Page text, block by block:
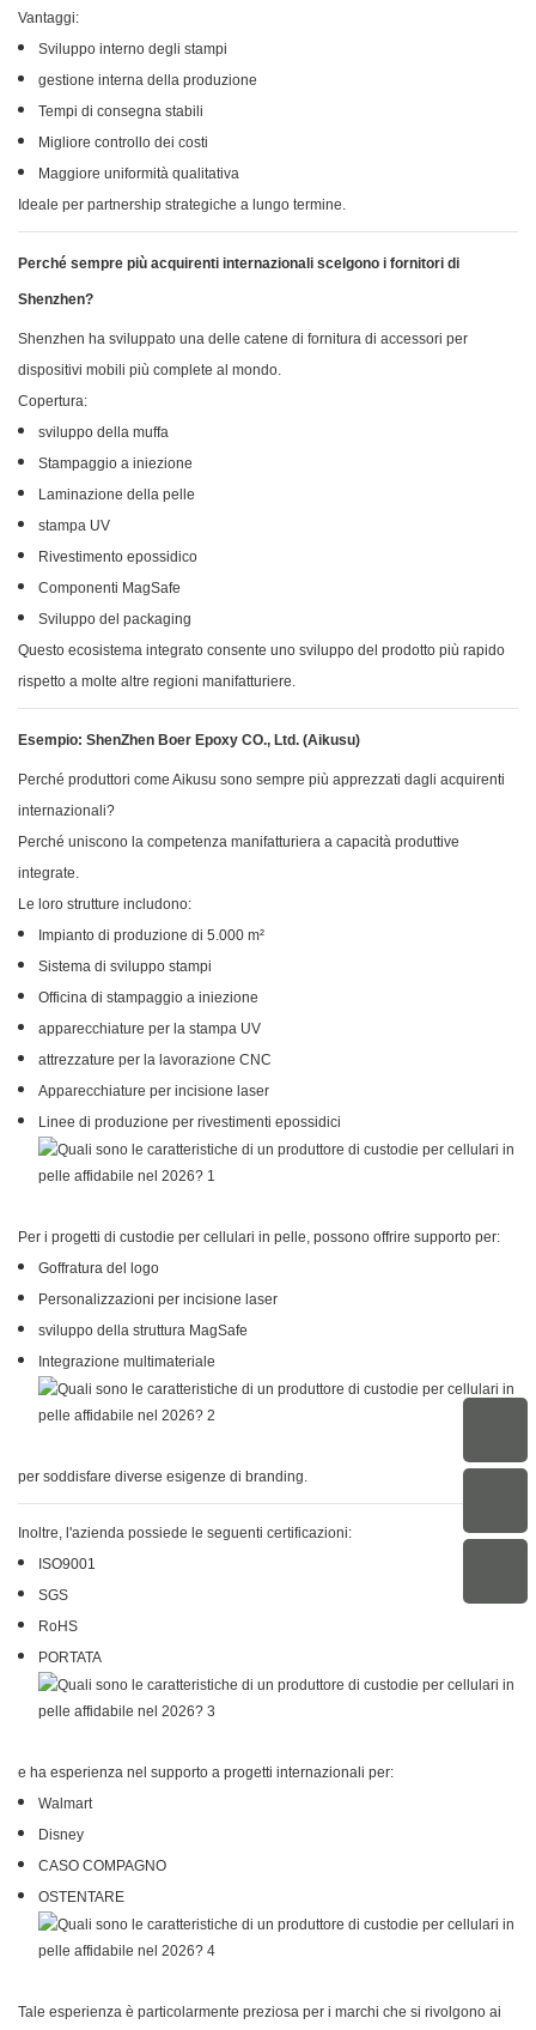
Vantaggi:
Sviluppo interno degli stampi
gestione interna della produzione
Tempi di consegna stabili
Migliore controllo dei costi
Maggiore uniformità qualitativa
Ideale per partnership strategiche a lungo termine.
Perché sempre più acquirenti internazionali scelgono i fornitori di
Shenzhen?
Shenzhen ha sviluppato una delle catene di fornitura di accessori per
dispositivi mobili più complete al mondo.
Copertura:
sviluppo della muffa
Stampaggio a iniezione
Laminazione della pelle
stampa UV
Rivestimento epossidico
Componenti MagSafe
Sviluppo del packaging
Questo ecosistema integrato consente uno sviluppo del prodotto più rapido
rispetto a molte altre regioni manifatturiere.
Esempio: ShenZhen Boer Epoxy CO., Ltd. (Aikusu)
Perché produttori come Aikusu sono sempre più apprezzati dagli acquirenti
internazionali?
Perché uniscono la competenza manifatturiera a capacità produttive
integrate.
Le loro strutture includono:
Impianto di produzione di 5.000 m²
Sistema di sviluppo stampi
Officina di stampaggio a iniezione
apparecchiature per la stampa UV
attrezzature per la lavorazione CNC
Apparecchiature per incisione laser
Linee di produzione per rivestimenti epossidici
Per i progetti di custodie per cellulari in pelle, possono offrire supporto per:
Goffratura del logo
Personalizzazioni per incisione laser
sviluppo della struttura MagSafe
Integrazione multimateriale
per soddisfare diverse esigenze di branding.
Inoltre, l'azienda possiede le seguenti certificazioni:
ISO9001
SGS
RoHS
PORTATA
e ha esperienza nel supporto a progetti internazionali per:
Walmart
Disney
CASO COMPAGNO
OSTENTARE
Tale esperienza è particolarmente preziosa per i marchi che si rivolgono ai